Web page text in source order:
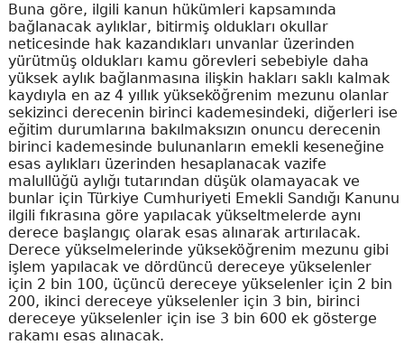
Buna göre, ilgili kanun hükümleri kapsamında
bağlanacak aylıklar, bitirmiş oldukları okullar
neticesinde hak kazandıkları unvanlar üzerinden
yürütmüş oldukları kamu görevleri sebebiyle daha
yüksek aylık bağlanmasına ilişkin hakları saklı kalmak
kaydıyla en az 4 yıllık yükseköğrenim mezunu olanlar
sekizinci derecenin birinci kademesindeki, diğerleri ise
eğitim durumlarına bakılmaksızın onuncu derecenin
birinci kademesinde bulunanların emekli keseneğine
esas aylıkları üzerinden hesaplanacak vazife
malullüğü aylığı tutarından düşük olamayacak ve
bunlar için Türkiye Cumhuriyeti Emekli Sandığı Kanunu
ilgili fıkrasına göre yapılacak yükseltmelerde aynı
derece başlangıç olarak esas alınarak artırılacak.
Derece yükselmelerinde yükseköğrenim mezunu gibi
işlem yapılacak ve dördüncü dereceye yükselenler
için 2 bin 100, üçüncü dereceye yükselenler için 2 bin
200, ikinci dereceye yükselenler için 3 bin, birinci
dereceye yükselenler için ise 3 bin 600 ek gösterge
rakamı esas alınacak.